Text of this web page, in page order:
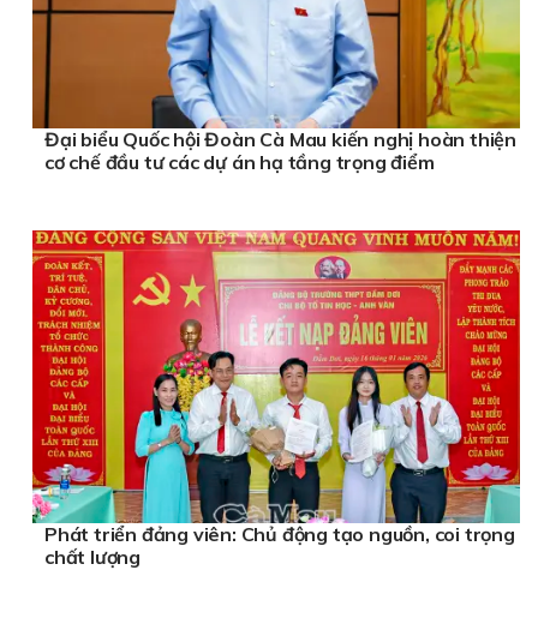
Đại biểu Quốc hội Đoàn Cà Mau kiến nghị hoàn thiện
cơ chế đầu tư các dự án hạ tầng trọng điểm
Phát triển đảng viên: Chủ động tạo nguồn, coi trọng
chất lượng